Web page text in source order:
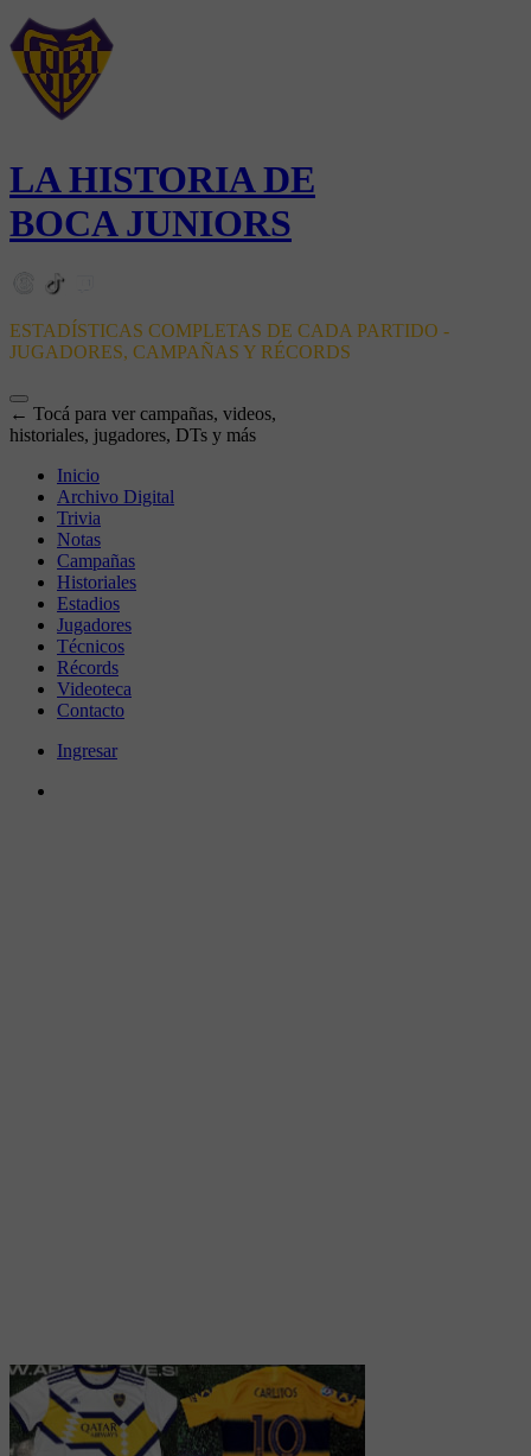
LA HISTORIA DE
BOCA JUNIORS
ESTADÍSTICAS COMPLETAS DE CADA PARTIDO -
JUGADORES, CAMPAÑAS Y RÉCORDS
← Tocá para ver campañas, videos,
historiales, jugadores, DTs y más
Inicio
Archivo Digital
Trivia
Notas
Campañas
Historiales
Estadios
Jugadores
Técnicos
Récords
Videoteca
Contacto
Ingresar